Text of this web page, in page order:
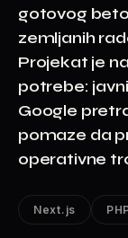
gotovog
zemljanih
Projekat je
potrebe:
Google
pomaze da
operativne
Next.js